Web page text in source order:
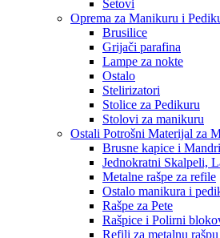
Setovi
Oprema za Manikuru i
Brusilice
Grijači parafina
Lampe za nokte
Ostalo
Stelirizatori
Stolice za Pedikuru
Stolovi za manikuru
Ostali Potrošni Materijal za
Brusne kapice i
Jednokratni Skalpeli,
Metalne rašpe za refile
Ostalo manikura i
Rašpe za Pete
Rašpice i Polirni
Refili za metalnu rašpu